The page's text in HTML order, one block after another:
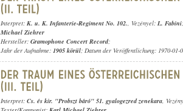
Interpret: K. u. K. Infanterie-Regiment No. 102., Vezényel: L. Fabini
Michael Ziehrer
Hersteller: Gramophone Concert Record;
Jahr der Aufnahme: 1905 körül; Datum der Veröffentlichung: 1970-01-
Interpret: Cs. és kir. "Probszt báró" 51. gyalogezred zenekara,